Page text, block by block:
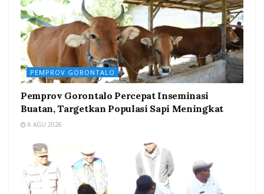
PEMPROV GORONTALO
Pemprov Gorontalo Percepat Inseminasi
Buatan, Targetkan Populasi Sapi Meningkat
6 AGU 2026